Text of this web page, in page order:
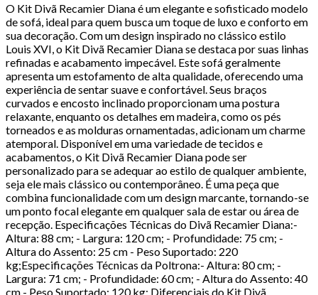
O Kit Divã Recamier Diana é um elegante e sofisticado modelo
de sofá, ideal para quem busca um toque de luxo e conforto em
sua decoração. Com um design inspirado no clássico estilo
Louis XVI, o Kit Divã Recamier Diana se destaca por suas linhas
refinadas e acabamento impecável. Este sofá geralmente
apresenta um estofamento de alta qualidade, oferecendo uma
experiência de sentar suave e confortável. Seus braços
curvados e encosto inclinado proporcionam uma postura
relaxante, enquanto os detalhes em madeira, como os pés
torneados e as molduras ornamentadas, adicionam um charme
atemporal. Disponível em uma variedade de tecidos e
acabamentos, o Kit Divã Recamier Diana pode ser
personalizado para se adequar ao estilo de qualquer ambiente,
seja ele mais clássico ou contemporâneo. É uma peça que
combina funcionalidade com um design marcante, tornando-se
um ponto focal elegante em qualquer sala de estar ou área de
recepção. Especificações Técnicas do Divã Recamier Diana:-
Altura: 88 cm; - Largura: 120 cm; - Profundidade: 75 cm; -
Altura do Assento: 25 cm - Peso Suportado: 220
kg;Especificações Técnicas da Poltrona:- Altura: 80 cm; -
Largura: 71 cm; - Profundidade: 60 cm; - Altura do Assento: 40
cm - Peso Suportado: 120 kg; Diferenciais do Kit Divã